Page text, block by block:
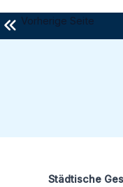
Vorherige Seite
Städtische